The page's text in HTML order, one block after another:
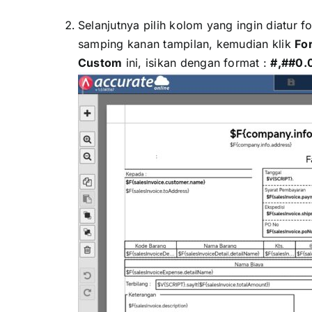
Selanjutnya pilih kolom yang ingin diatur
samping kanan tampilan, kemudian klik
Custom ini, isikan dengan format :